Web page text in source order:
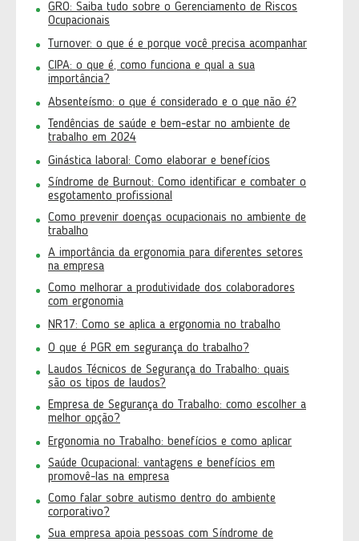
GRO: Saiba tudo sobre o Gerenciamento de Riscos
Ocupacionais
Turnover: o que é e porque você precisa acompanhar
CIPA: o que é, como funciona e qual a sua
importância?
Absenteísmo: o que é considerado e o que não é?
Tendências de saúde e bem-estar no ambiente de
trabalho em 2024
Ginástica laboral: Como elaborar e benefícios
Síndrome de Burnout: Como identificar e combater o
esgotamento profissional
Como prevenir doenças ocupacionais no ambiente de
trabalho
A importância da ergonomia para diferentes setores
na empresa
Como melhorar a produtividade dos colaboradores
com ergonomia
NR17: Como se aplica a ergonomia no trabalho
O que é PGR em segurança do trabalho?
Laudos Técnicos de Segurança do Trabalho: quais
são os tipos de laudos?
Empresa de Segurança do Trabalho: como escolher a
melhor opção?
Ergonomia no Trabalho: benefícios e como aplicar
Saúde Ocupacional: vantagens e benefícios em
promovê-las na empresa
Como falar sobre autismo dentro do ambiente
corporativo?
Sua empresa apoia pessoas com Síndrome de